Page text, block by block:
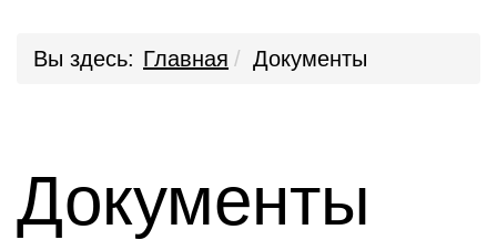
Вы здесь: Главная Документы
Документы